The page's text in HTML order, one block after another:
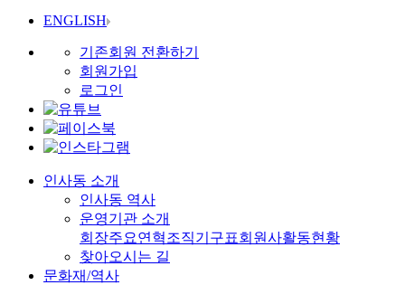
ENGLISH
기존회원 전환하기
회원가입
로그인
인사동 소개
인사동 역사
운영기관 소개
회장주요연혁조직기구표회원사활동현황
찾아오시는 길
문화재/역사